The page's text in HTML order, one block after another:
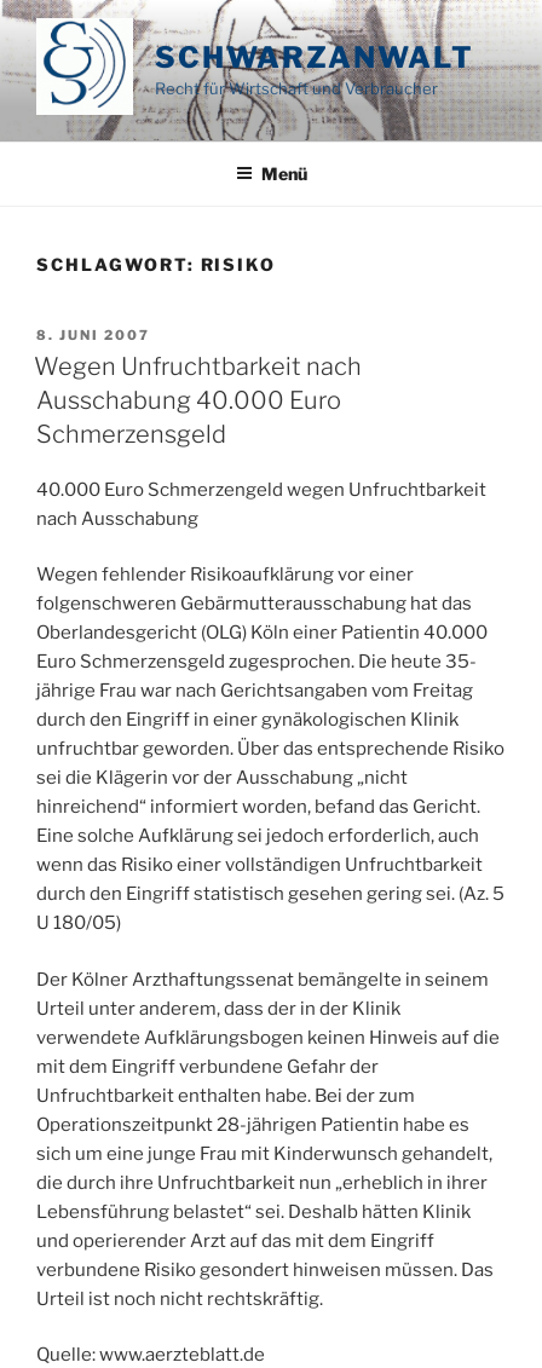
Zum
springen
SCHWARZANWALT
Recht für Wirtschaft und Verbraucher
Menü
SCHLAGWORT: RISIKO
VERÖFFENTLICHT
AM
8. JUNI 2007
Wegen Unfruchtbarkeit nach
Ausschabung 40.000 Euro
Schmerzensgeld
40.000 Euro Schmerzengeld wegen Unfruchtbarkeit
nach Ausschabung
Wegen fehlender Risikoaufklärung vor einer
folgenschweren Gebärmutterausschabung hat das
Oberlandesgericht (OLG) Köln einer Patientin 40.000
Euro Schmerzensgeld zugesprochen. Die heute 35-
jährige Frau war nach Gerichtsangaben vom Freitag
durch den Eingriff in einer gynäkologischen Klinik
unfruchtbar geworden. Über das entsprechende Risiko
sei die Klägerin vor der Ausschabung „nicht
hinreichend“ informiert worden, befand das Gericht.
Eine solche Aufklärung sei jedoch erforderlich, auch
wenn das Risiko einer vollständigen Unfruchtbarkeit
durch den Eingriff statistisch gesehen gering sei. (Az. 5
U 180/05)
Der Kölner Arzthaftungssenat bemängelte in seinem
Urteil unter anderem, dass der in der Klinik
verwendete Aufklärungsbogen keinen Hinweis auf die
mit dem Eingriff verbundene Gefahr der
Unfruchtbarkeit enthalten habe. Bei der zum
Operationszeitpunkt 28-jährigen Patientin habe es
sich um eine junge Frau mit Kinderwunsch gehandelt,
die durch ihre Unfruchtbarkeit nun „erheblich in ihrer
Lebensführung belastet“ sei. Deshalb hätten Klinik
und operierender Arzt auf das mit dem Eingriff
verbundene Risiko gesondert hinweisen müssen. Das
Urteil ist noch nicht rechtskräftig.
Quelle: www.aerzteblatt.de